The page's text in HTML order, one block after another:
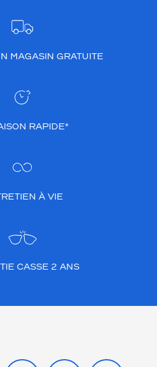
MAGASIN GRATUITE
RAPIDE*
À VIE
CASSE 2 ANS
TIKTOK YOUTUBE
X